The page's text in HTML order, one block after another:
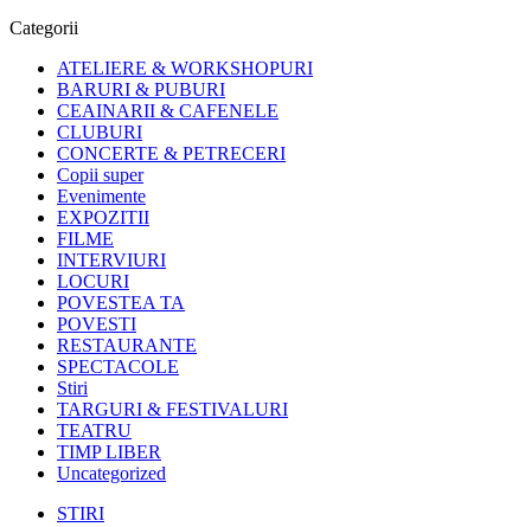
Categorii
ATELIERE & WORKSHOPURI
BARURI & PUBURI
CEAINARII & CAFENELE
CLUBURI
CONCERTE & PETRECERI
Copii super
Evenimente
EXPOZITII
FILME
INTERVIURI
LOCURI
POVESTEA TA
POVESTI
RESTAURANTE
SPECTACOLE
Stiri
TARGURI & FESTIVALURI
TEATRU
TIMP LIBER
Uncategorized
STIRI